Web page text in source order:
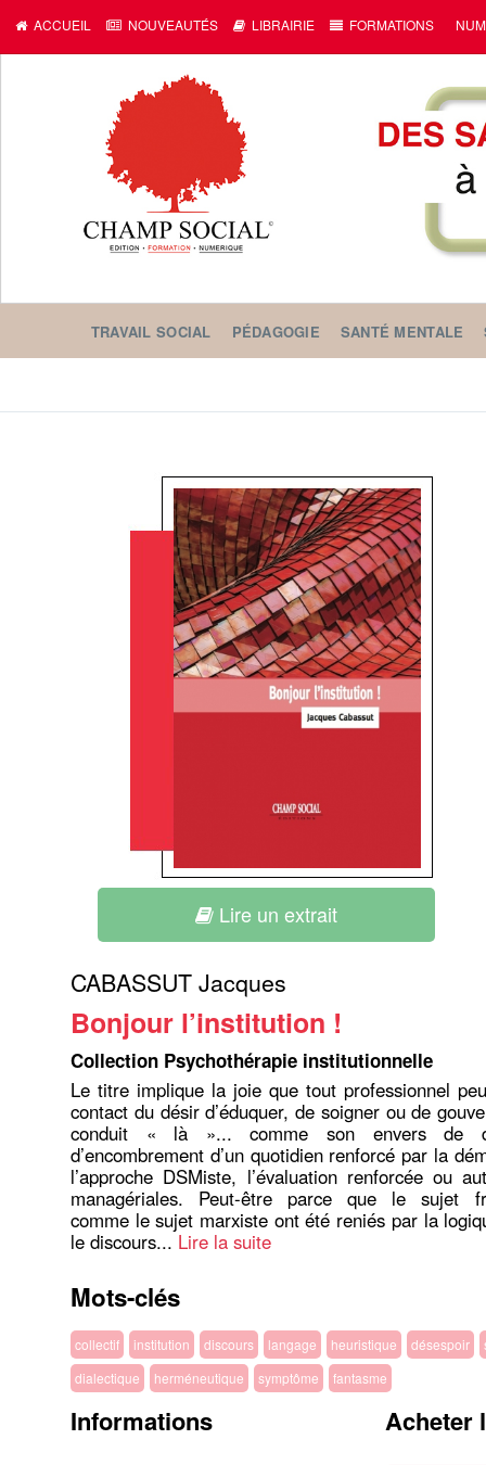
ACCUEIL NOUVEAUTÉS LIBRAIRIE FORMATIONS
TRAVAIL SOCIAL PÉDAGOGIE SANTÉ MENTALE
Lire un extrait
CABASSUT Jacques
Bonjour l’institution !
Collection Psychothérapie institutionnelle
Le titre implique la joie que tout professionnel
contact du désir d’éduquer, de soigner ou de
conduit « là »... comme son envers de
d’encombrement d’un quotidien renforcé par la
l’approche DSMiste, l’évaluation renforcée ou
managériales. Peut-être parce que le sujet
comme le sujet marxiste ont été reniés par la
le discours... Lire la suite
Mots-clés
collectif institution discours langage heuristique désespoir
dialectique
herméneutique symptôme fantasme
Informations Acheter